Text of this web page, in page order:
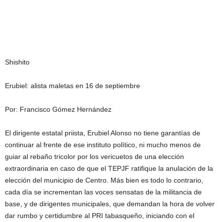
Shishito
Erubiel: alista maletas en 16 de septiembre
Por: Francisco Gómez Hernández
El dirigente estatal priista, Erubiel Alonso no tiene garantías de
continuar al frente de ese instituto político, ni mucho menos de
guiar al rebaño tricolor por los vericuetos de una elección
extraordinaria en caso de que el TEPJF ratifique la anulación de la
elección del municipio de Centro. Más bien es todo lo contrario,
cada día se incrementan las voces sensatas de la militancia de
base, y de dirigentes municipales, que demandan la hora de volver
dar rumbo y certidumbre al PRI tabasqueño, iniciando con el